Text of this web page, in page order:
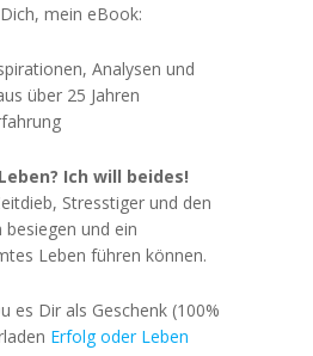
mein eBook:
Analysen und
über 25 Jahren
Ich will beides!
Stresstiger und den
besiegen und ein
Leben führen können.
es Dir als Geschenk (100%
Erfolg oder Leben